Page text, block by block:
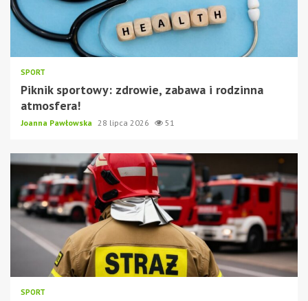
SPORT
Piknik sportowy: zdrowie, zabawa i rodzinna
atmosfera!
Joanna Pawłowska 28 lipca 2026 51
SPORT